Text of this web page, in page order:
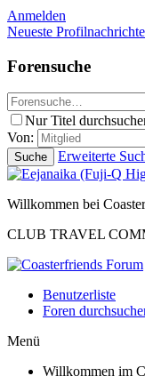
Anmelden
Neueste
Forensuche
Nur Titel
Von:
Suche Erweiterte
Willkommen bei
CLUB TRAVEL
Benutzerliste
Foren
Menü
Willkommen im